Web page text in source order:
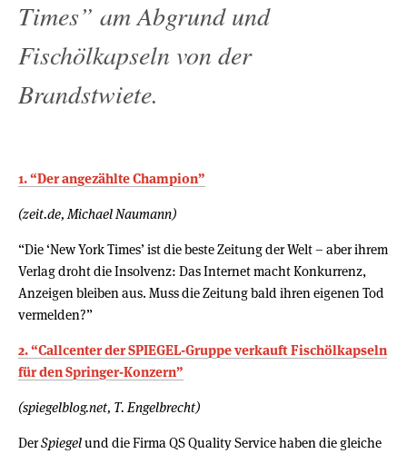
Times” am Abgrund und
Fischölkapseln von der
Brandstwiete.
1. “Der angezählte Champion”
(zeit.de, Michael Naumann)
“Die ‘New York Times’ ist die beste Zeitung der Welt – aber ihrem
Verlag droht die Insolvenz: Das Internet macht Konkurrenz,
Anzeigen bleiben aus. Muss die Zeitung bald ihren eigenen Tod
vermelden?”
2. “Callcenter der SPIEGEL-Gruppe verkauft Fischölkapseln
für den Springer-Konzern”
(spiegelblog.net, T. Engelbrecht)
DerSpiegelund die Firma QS Quality Service haben die gleiche